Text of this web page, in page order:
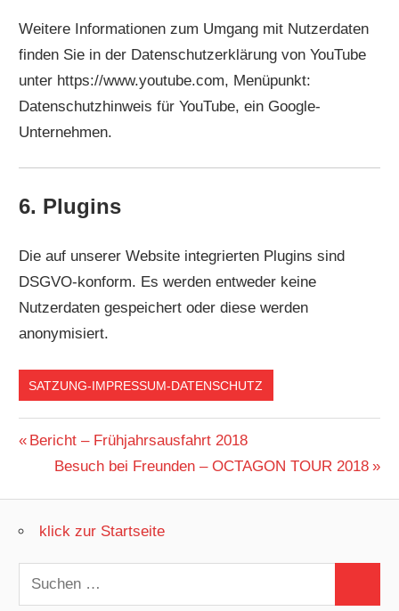
Weitere Informationen zum Umgang mit Nutzerdaten
finden Sie in der Datenschutzerklärung von YouTube
unter https://www.youtube.com, Menüpunkt:
Datenschutzhinweis für YouTube, ein Google-
Unternehmen.
6. Plugins
Die auf unserer Website integrierten Plugins sind
DSGVO-konform. Es werden entweder keine
Nutzerdaten gespeichert oder diese werden
anonymisiert.
SATZUNG-IMPRESSUM-DATENSCHUTZ
Beitragsnavigation
Vorheriger
Beitrag:
Bericht – Frühjahrsausfahrt 2018
Nächster
Besuch bei Freunden – OCTAGON TOUR 2018
klick zur Startseite
Suchen
nach: